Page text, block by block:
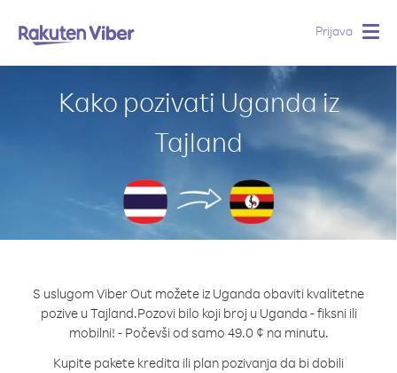
Prijava
Kako pozivati Uganda iz
Tajland
S uslugom Viber Out možete iz Uganda obaviti kvalitetne
pozive u Tajland.Pozovi bilo koji broj u Uganda - fiksni ili
mobilni! - Počevši od samo 49.0 ¢ na minutu.
Kupite pakete kredita ili plan pozivanja da bi dobili